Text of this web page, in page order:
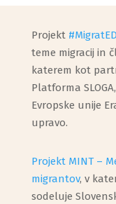
Projekt #MigratED
teme migracij in
katerem kot
Platforma
Evropske unije
upravo.
Projekt MINT –
migrantov, v
sodeluje